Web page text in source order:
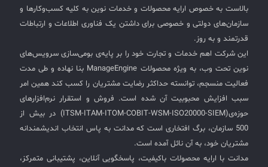
بالاست به خصوص ارایه محصولات و خدمات نوین به کلیه کسب‌وکارها و
سازمان‌های دولتی و خصوصی برای داشتن یک فناوری اطلاعات و ارتباطات
قدرتمند و به روز.
این شرکت اهم خدمات و تجارت خود را بر پایه‌ی بومی‌سازی سرویس‌های
نوین تحت وب، به ویژه محصولات ManageEngine بنا نهاده و طی مدت
فعالیت منسجم، توانسته حداکثر رضایت مشتریان را کسب کند همین امر
سبب افزایش محبوبیت آن شده است. فروش و استقرار نرم‌افزارهای
حوزه‌ی(ITSM-ITAM-ITOM-COBIT-WSM-ISO20000-SIEM) در بیش از
500 سازمان، برگ افتخاری است که مدانت به پاس انتخاب اندیشمندانه
مشتریان خود، به آن نائل آمده است.
مدانت با ارایه محصولات باکیفیت، پاسخگویی آنلاین، پشتیبانی متمرکز،